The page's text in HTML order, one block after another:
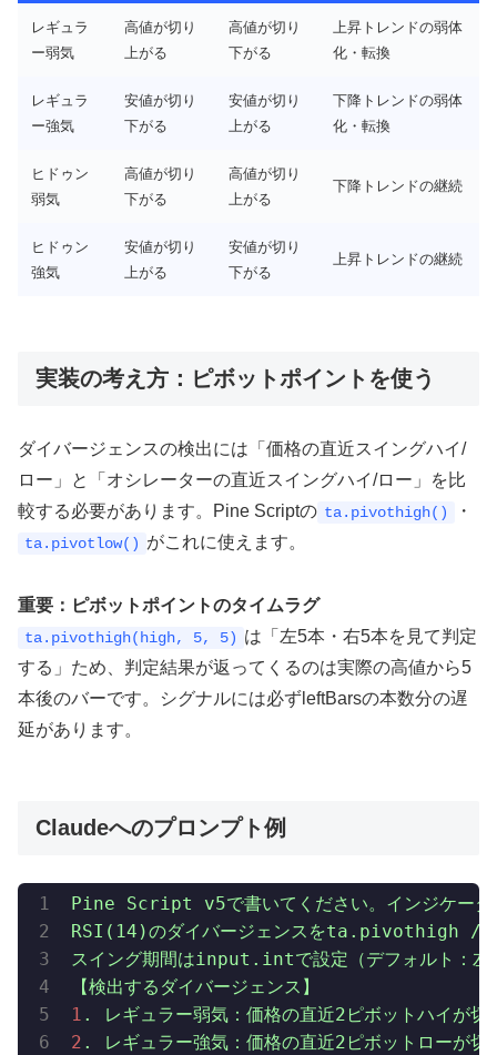
レギュラ
ー弱気
高値が切り
上がる
高値が切り
下がる
上昇トレンドの弱体
化・転換
レギュラ
ー強気
安値が切り
下がる
安値が切り
上がる
下降トレンドの弱体
化・転換
ヒドゥン
弱気
高値が切り
下がる
高値が切り
上がる
下降トレンドの継続
ヒドゥン
強気
安値が切り
上がる
安値が切り
下がる
上昇トレンドの継続
実装の考え方：ピボットポイントを使う
ダイバージェンスの検出には「価格の直近スイングハイ/
ロー」と「オシレーターの直近スイングハイ/ロー」を比
較する必要があります。Pine Scriptの ta.pivothigh() ・
ta.pivotlow() がこれに使えます。
重要：ピボットポイントのタイムラグ
ta.pivothigh(high, 5, 5) は「左5本・右5本を見て判定
する」ため、判定結果が返ってくるのは実際の高値から5
本後のバーです。シグナルには必ずleftBarsの本数分の遅
延があります。
Claudeへのプロンプト例
Pine Script
v5で書いてください。インジケー
RSI(14)のダイバージェンスをta.pivothigh
/
スイング期間はinput.intで設定（デフォルト：左
【検出するダイバージェンス】
1 .
レギュラー弱気：価格の直近2ピボットハイが
2 .
レギュラー強気：価格の直近2ピボットローが